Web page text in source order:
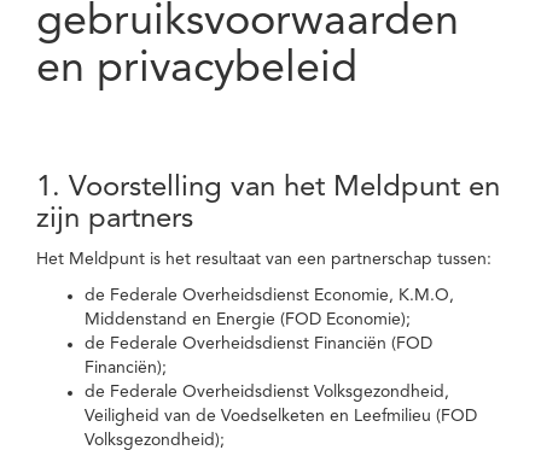
gebruiksvoorwaarden
en privacybeleid
1. Voorstelling van het Meldpunt en
zijn partners
Het Meldpunt is het resultaat van een partnerschap tussen:
de Federale Overheidsdienst Economie, K.M.O,
Middenstand en Energie (FOD Economie);
de Federale Overheidsdienst Financiën (FOD
Financiën);
de Federale Overheidsdienst Volksgezondheid,
Veiligheid van de Voedselketen en Leefmilieu (FOD
Volksgezondheid);